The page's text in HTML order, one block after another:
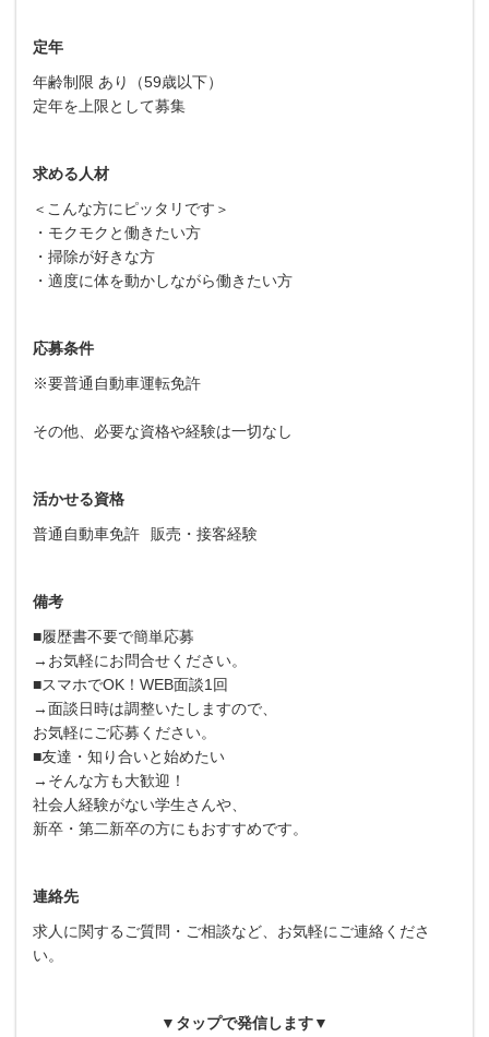
定年
年齢制限 あり（59歳以下）
定年を上限として募集
求める人材
＜ こんな方にピッタリです ＞
・モクモクと働きたい方
・掃除が好きな方
・適度に体を動かしながら働きたい方
応募条件
※要普通自動車運転免許
その他、必要な資格や経験は一切なし
活かせる資格
普通自動車免許
販売・接客経験
備考
■履歴書不要で簡単応募
→お気軽にお問合せください。
■スマホでOK！WEB面談1回
→面談日時は調整いたしますので、
お気軽にご応募ください。
■友達・知り合いと始めたい
→そんな方も大歓迎！
社会人経験がない学生さんや、
新卒・第二新卒の方にもおすすめです。
連絡先
求人に関するご質問・ご相談など、お気軽にご連絡くださ
い。
▼タップで発信します▼